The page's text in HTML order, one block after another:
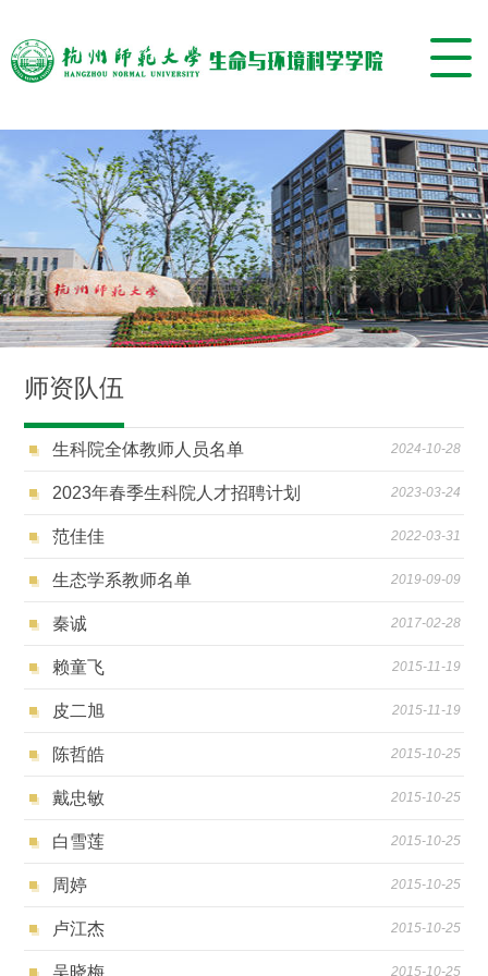
师资队伍
生科院全体教师人员名单 2024-10-28
2023年春季生科院人才招聘计划 2023-03-24
范佳佳 2022-03-31
生态学系教师名单 2019-09-09
秦诚 2017-02-28
赖童飞 2015-11-19
皮二旭 2015-11-19
陈哲皓 2015-10-25
戴忠敏 2015-10-25
白雪莲 2015-10-25
周婷 2015-10-25
卢江杰 2015-10-25
吴晓梅 2015-10-25